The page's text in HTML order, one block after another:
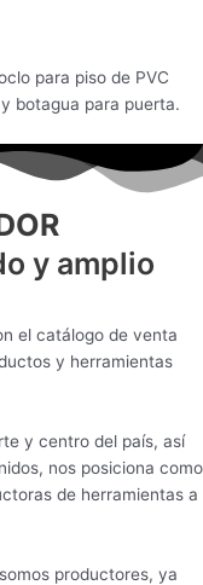
para piso de PVC
botagua para puerta.
y amplio
el catálogo de venta
y herramientas
y centro del país, así
nos posiciona como
de herramientas a
productores, ya